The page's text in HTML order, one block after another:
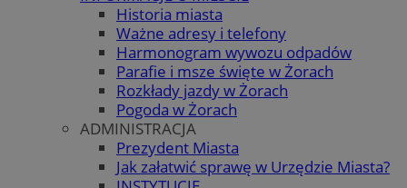
Historia miasta
Ważne adresy i telefony
Harmonogram wywozu odpadów
Parafie i msze święte w Żorach
Rozkłady jazdy w Żorach
Pogoda w Żorach
ADMINISTRACJA
Prezydent Miasta
Jak załatwić sprawę w Urzędzie Miasta?